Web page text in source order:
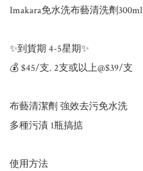
Imakara免水洗布藝清洗劑300ml
✨到貨期 4-5星期✨
💰 $45/支. 2支或以上@$39/支
布藝清潔劑 強效去污免水洗
多種污漬 1瓶搞掂
使用方法